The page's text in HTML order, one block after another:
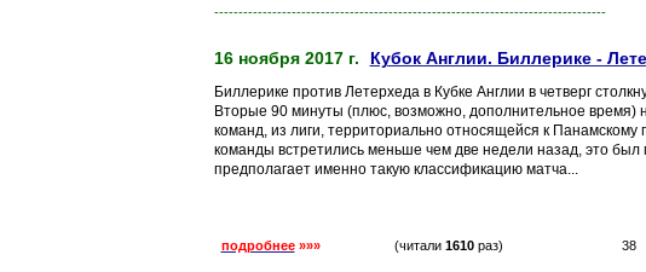
---------------------------------------------------------------------------------
16 ноября 2017 г. Кубок Англии. Биллерике -
Биллерике против Летерхеда в Кубке Англии в четверг
Вторые 90 минуты (плюс, возможно, дополнительное время)
команд, из лиги, территориально относящейся к Панамскому
команды встретились меньше чем две недели назад, это
предполагает именно такую классификацию матча...
подробнее »»» (читали 1610раз) 38